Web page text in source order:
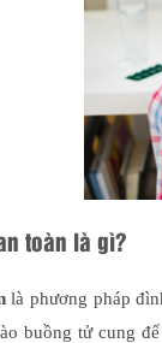
toàn là gì?
là phương pháp
buồng tử cung